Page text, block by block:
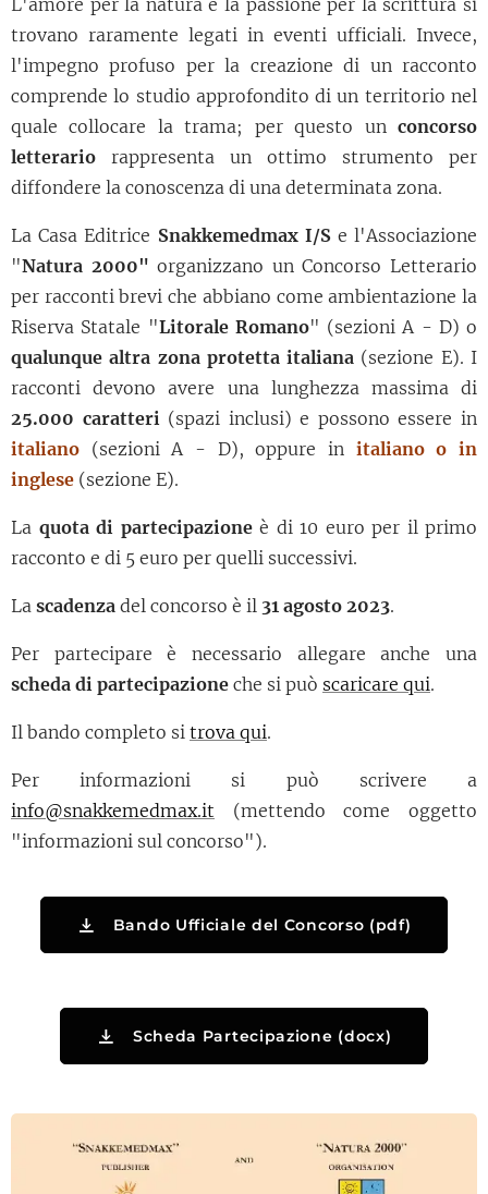
trovano raramente legati in eventi ufficiali. Invece,
l'impegno profuso per la creazione di un racconto
comprende lo studio approfondito di un territorio nel
quale collocare la trama; per questo un concorso
letterario rappresenta un ottimo strumento per
diffondere la conoscenza di una determinata zona.
La Casa Editrice Snakkemedmax I/Se l'Associazione
"Natura 2000" organizzano un Concorso Letterario
per racconti brevi che abbiano come ambientazione la
Riserva Statale "Litorale Romano" (sezioni A - D) o
qualunque altra zona protetta italiana (sezione E). I
racconti devono avere una lunghezza massima di
25.000 caratteri (spazi inclusi) e possono essere in
italiano (sezioni A - D), oppure in italiano o in
inglese (sezione E).
La quota di partecipazioneè di 10 euro per il primo
racconto e di 5 euro per quelli successivi.
La scadenza del concorso è il 31 agosto 2023.
Per partecipare è necessario allegare anche una
scheda di partecipazione che si può scaricare qui.
Il bando completo si trova qui.
Per informazioni si può scrivere a
info@snakkemedmax.it (mettendo come oggetto
"informazioni sul concorso").
Bando Ufficiale del Concorso (pdf)
Scheda Partecipazione (docx)